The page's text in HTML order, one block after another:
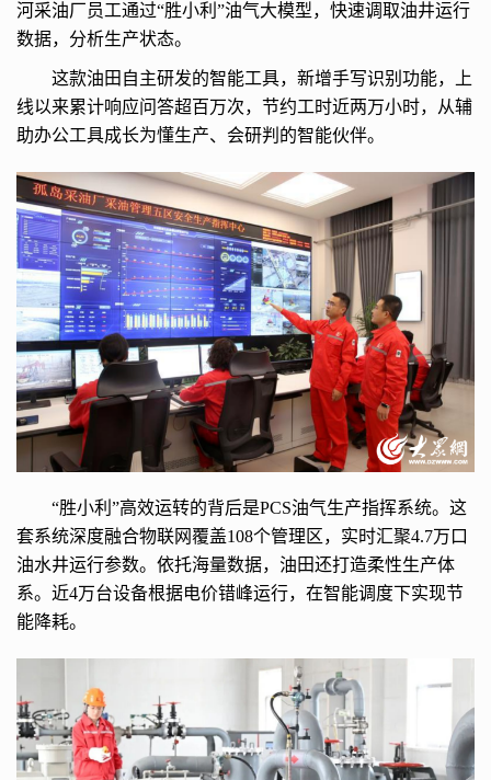
河采油厂员工通过“胜小利”油气大模型，快速调取油井运行
数据，分析生产状态。
这款油田自主研发的智能工具，新增手写识别功能，上
线以来累计响应问答超百万次，节约工时近两万小时，从辅
助办公工具成长为懂生产、会研判的智能伙伴。
“胜小利”高效运转的背后是PCS油气生产指挥系统。这
套系统深度融合物联网覆盖108个管理区，实时汇聚4.7万口
油水井运行参数。依托海量数据，油田还打造柔性生产体
系。近4万台设备根据电价错峰运行，在智能调度下实现节
能降耗。